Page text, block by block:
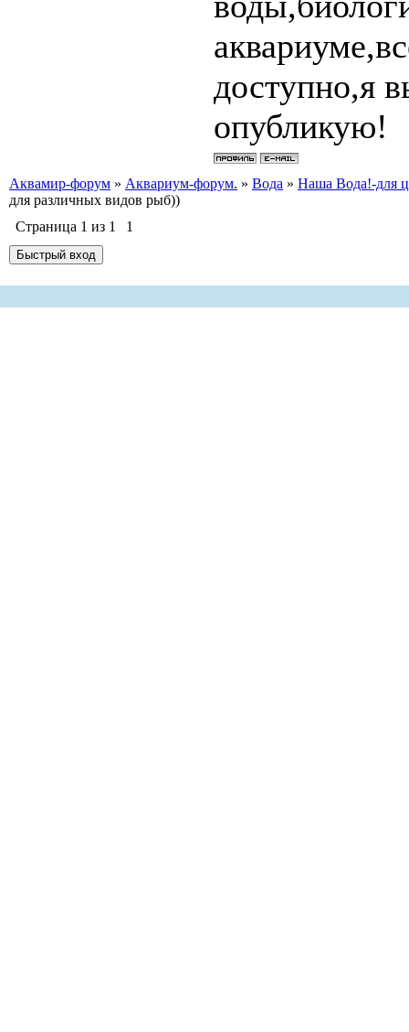
доступно,я
опубликую!
Аквамир-форум » Аквариум-форум. » Вода » Наша Вода!-для
для различных видов рыб))
Страница 1 из 1 1